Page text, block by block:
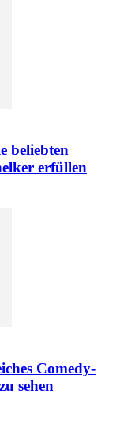
beliebten
erfüllen
Comedy-
sehen